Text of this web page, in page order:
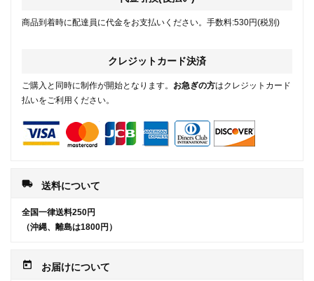
商品到着時に配達員に代金をお支払いください。手数料:530円(税別)
クレジットカード決済
ご購入と同時に制作が開始となります。 お急ぎの方はクレジットカード
払いをご利用ください。
local_shipping 送料について
全国一律送料250円
（沖縄、離島は1800円）
today お届けについて